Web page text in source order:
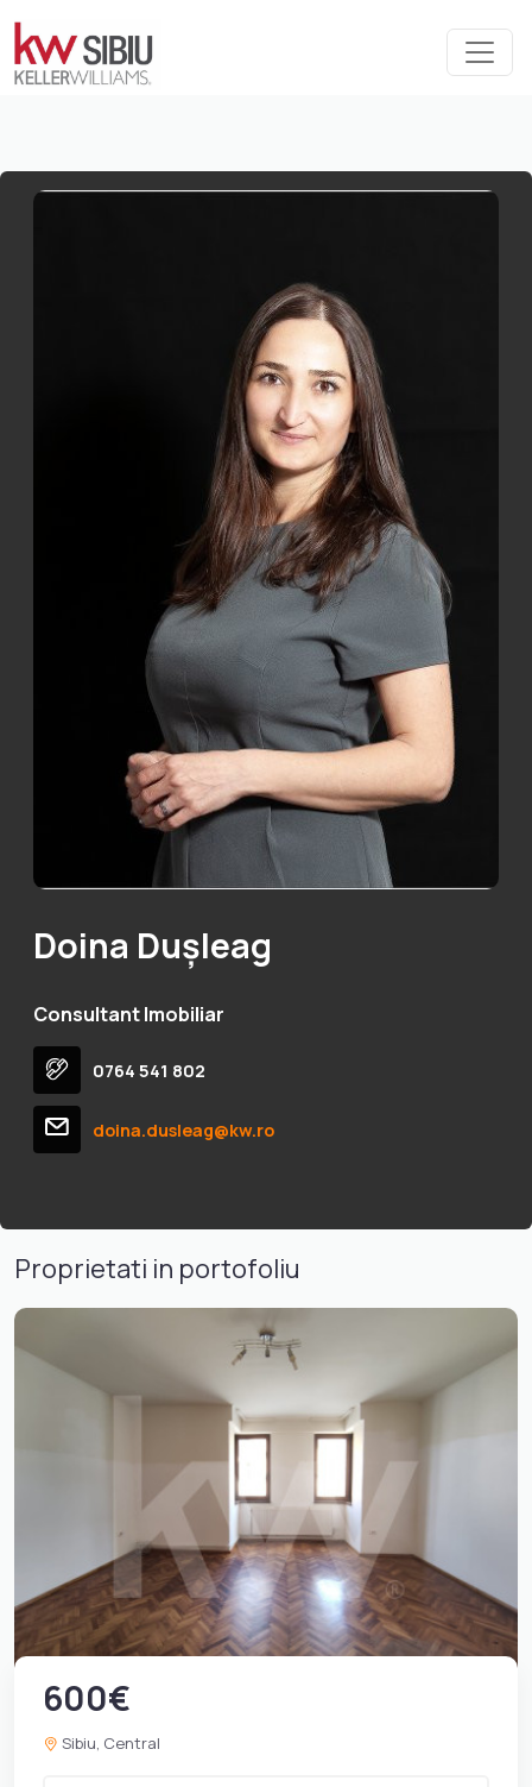
Doina Dușleag
Consultant Imobiliar
0764 541 802
doina.dusleag@kw.ro
Proprietati in portofoliu
600€
Sibiu, Central